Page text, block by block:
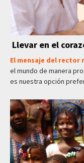
Llevar en el
El mensaje del rector
el mundo de manera
es nuestra opción